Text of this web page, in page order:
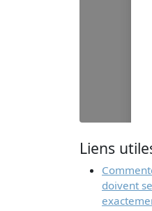
Liens
doivent